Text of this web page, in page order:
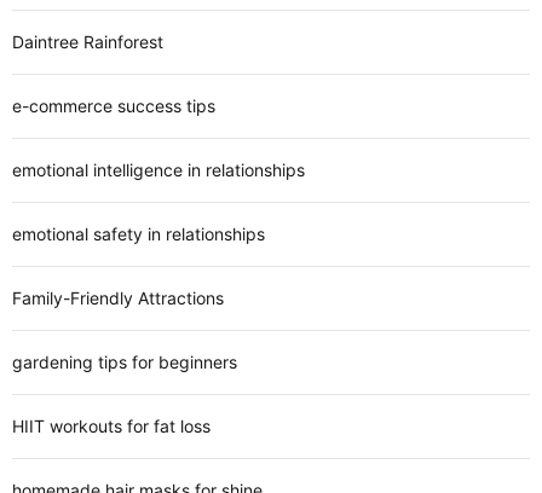
Daintree Rainforest
e-commerce success tips
emotional intelligence in relationships
emotional safety in relationships
Family-Friendly Attractions
gardening tips for beginners
HIIT workouts for fat loss